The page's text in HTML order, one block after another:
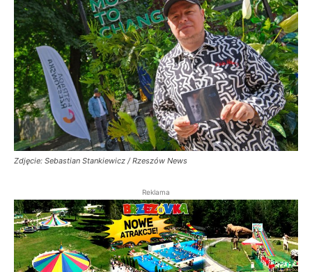
Zdjęcie: Sebastian Stankiewicz / Rzeszów News
Reklama